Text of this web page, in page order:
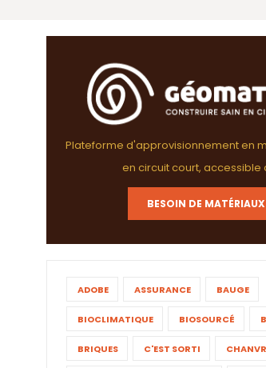
Plateforme d'approvisionnement en
en circuit court, accessible
BESOIN DE
ADOBE ASSURANCE BAUGE
BIOCLIMATIQUE BIOSOURCÉ
BRIQUES C'EST SORTI